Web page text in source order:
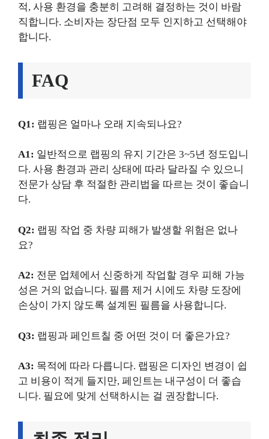
적, 사용 환경을 충분히 고려해 결정하는 것이 바람
직합니다. 소비자는 장단점 모두 인지하고 선택해야
합니다.
FAQ
Q1: 랩핑은 얼마나 오래 지속되나요?
A1: 일반적으로 랩핑의 유지 기간은 3~5년 정도입니
다. 사용 환경과 관리 상태에 따라 달라질 수 있으니
전문가 상담 후 적절한 관리법을 따르는 것이 좋습니
다.
Q2: 랩핑 작업 중 차량 피해가 발생할 위험은 없나
요?
A2: 전문 업체에서 신중하게 작업할 경우 피해 가능
성은 거의 없습니다. 필름 제거 시에도 차량 도장에
손상이 가지 않도록 설계된 필름을 사용합니다.
Q3: 랩핑과 페인트칠 중 어떤 것이 더 좋은가요?
A3: 목적에 따라 다릅니다. 랩핑은 디자인 변경이 쉽
고 비용이 적게 들지만, 페인트는 내구성이 더 좋습
니다. 필요에 맞게 선택하시는 걸 권장합니다.